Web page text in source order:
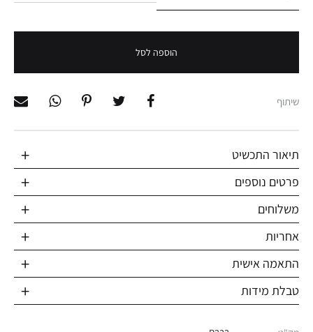
הוספה לסל
שיתוף
תיאור התכשיט
פרטים נוספים
משלוחים
אחריות
התאמה אישית
טבלת מידות